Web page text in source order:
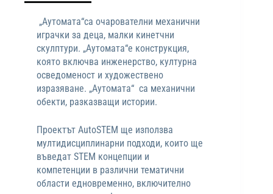
„Аутомата“са очарователни механични
играчки за деца, малки кинетчни
скулптури. „Аутомата“е конструкция,
която включва инженерство, културна
осведоменост и художествено
изразяване. „Аутомата“ са механични
обекти, разказващи истории.
Проектът AutoSTEM ще използва
мултидисциплинарни подходи, които ще
въведат STEM концепции и
компетенции в различни тематични
области едновременно, включително